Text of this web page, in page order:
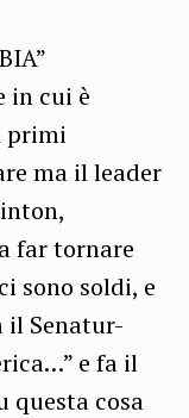
in cui è
primi
ma il leader
far tornare
sono soldi, e
il Senatur-
e fa il
questa cosa